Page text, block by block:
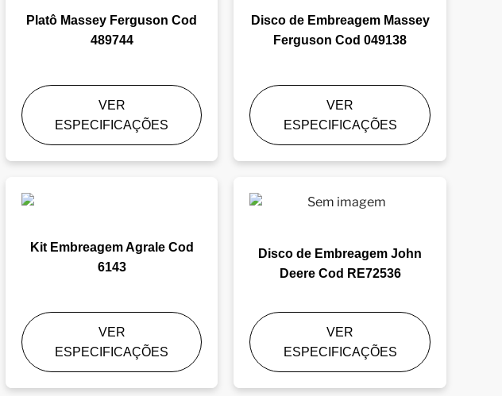
Platô Massey Ferguson Cod
489744
VER
ESPECIFICAÇÕES
Disco de Embreagem Massey
Ferguson Cod 049138
VER
ESPECIFICAÇÕES
Kit Embreagem Agrale Cod
6143
VER
ESPECIFICAÇÕES
Disco de Embreagem John
Deere Cod RE72536
VER
ESPECIFICAÇÕES